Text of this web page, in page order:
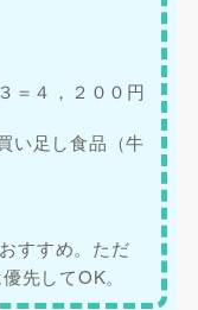
＝４，２００円
い足し食品（牛
すすめ。ただ
先してOK。